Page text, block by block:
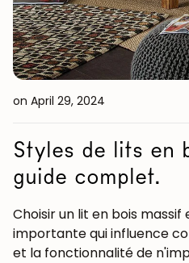
on April 29, 2024
Styles de lits en
guide complet.
Choisir un lit en bois massif
importante qui influence
et la fonctionnalité de